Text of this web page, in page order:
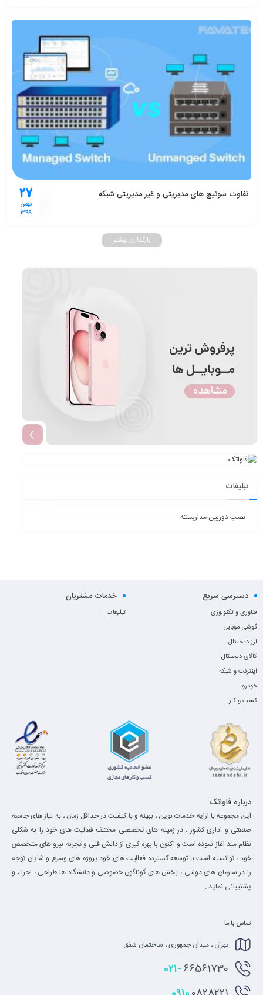
27
بهمن
1399
تفاوت سوئیچ های مدیریتی و غیر مدیریتی شبکه
بارگذاری بیشتر
تبلیغات
نصب دوربین مداربسته
دسترسی سریع
فناوری و تکنولوژی
گوشی موبایل
ارز دیجیتال
کالای دیجیتال
اینترنت و شبکه
خودرو
کسب و کار
خدمات مشتریان
تبلیغات
درباره فاواتک
این مجموعه با ارایه خدمات نوین ، بهینه و با کیفیت در حداقل زمان ، به نیاز های جامعه
صنعتی و اداری کشور ، در زمینه های تخصصی مختلف فعالیت های خود را به شکلی
نظام مند اغاز نموده است و اکنون با بهره گیری از دانش فنی و تجربه نیرو های متخصص
خود ، توانسته است با توسعه گسترده فعالیت های خود پروژه های وسیع و شایان توجه
را در سازمان های دولتی ، بخش های گوناگون خصوصی و دانشگاه ها طراحی ، اجرا ، و
پشتیبانی نماید .
تماس با ما
تهران ، میدان جمهوری ، ساختمان شفق
021-66561730